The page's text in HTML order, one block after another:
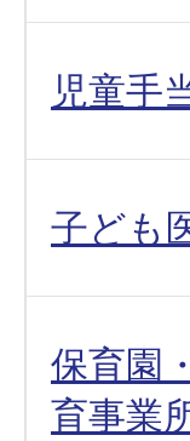
児童手
子ども
保育園
育事業